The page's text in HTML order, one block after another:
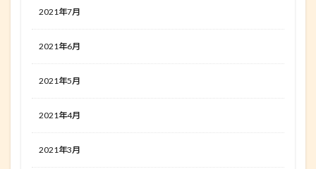
2021年7月
2021年6月
2021年5月
2021年4月
2021年3月